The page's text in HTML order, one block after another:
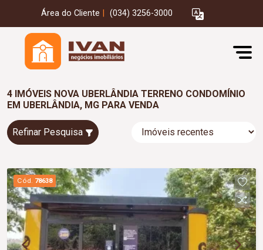
Área do Cliente (034) 3256-3000
4 IMÓVEIS NOVA UBERLÂNDIA TERRENO CONDOMÍNIO
EM UBERLÂNDIA, MG PARA VENDA
Refinar Pesquisa
Cód. 78638